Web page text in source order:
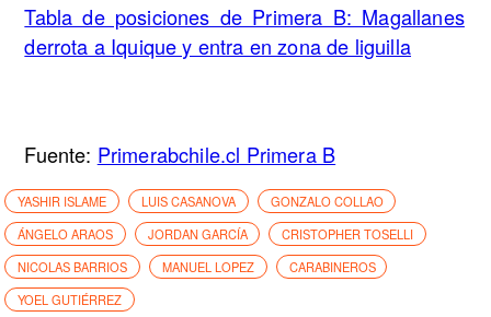
Tabla de posiciones de Primera B: Magallanes
derrota a Iquique y entra en zona de liguilla
Fuente: Primerabchile.cl Primera B
YASHIR ISLAME LUIS CASANOVA
GONZALO COLLAO
ÁNGELO ARAOS
JORDAN GARCÍA
CRISTOPHER TOSELLI
NICOLAS BARRIOS
MANUEL LOPEZ
CARABINEROS
YOEL GUTIÉRREZ